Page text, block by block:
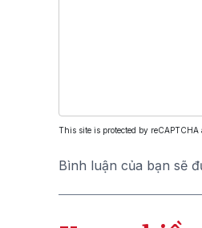
This site is protected by reCAPTCHA
Bình luận của bạn sẽ